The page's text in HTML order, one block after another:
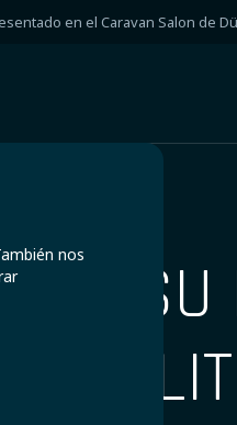
en el Caravan Salon de
nos
DE